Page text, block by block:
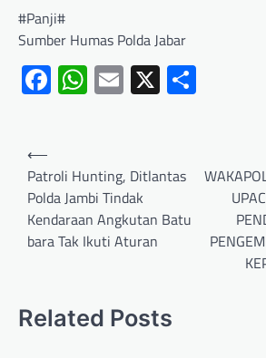
#Panji#
Sumber Humas Polda Jabar
Facebook
WhatsApp
Email
X
⟵
Patroli Hunting, Ditlantas
Polda Jambi Tindak
Kendaraan Angkutan Batu
bara Tak Ikuti Aturan
Related Posts